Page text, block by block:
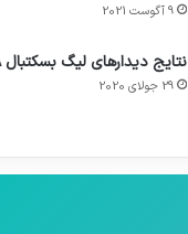
9 آگوست 2021
نتایج دیدار‌های لیگ بسکتبال NBA
29 جولای 2020